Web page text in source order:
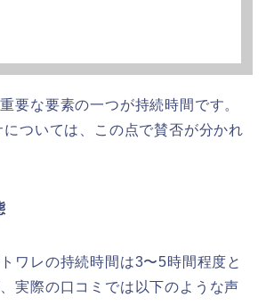
要な要素の一つが持続時間です。
ついては、この点で賛否が分かれ
ワレの持続時間は3〜5時間程度と
実際の口コミでは以下のような声